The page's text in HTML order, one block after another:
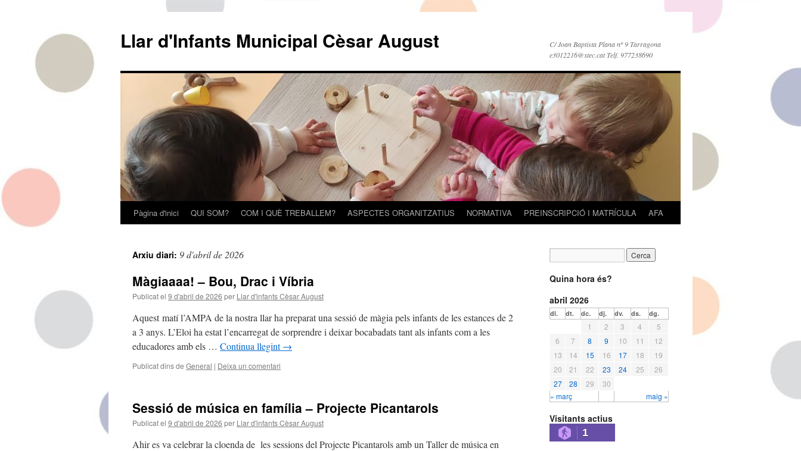
Llar d'Infants Municipal Cèsar August
C/ Joan Baptista Plana nº 9 Tarragona
e3012216@xtec.cat Telf. 977238690
Vés
contingut
Pàgina d'inici QUI SOM? COM I QUÈ TREBALLEM? ASPECTES ORGANITZATIUS NORMATIVA PREINSCRIPCIÓ I MATRÍCULA AFA
Arxiu diari: 9 d'abril de 2026
Màgiaaaa! – Bou, Drac i Víbria
Publicat el 9 d'abril de 2026 per Llar d'infants Cèsar August
Aquest matí l’AMPA de la nostra llar ha preparat una sessió de màgia pels infants de les estances de 2
a 3 anys. L’Eloi ha estat l’encarregat de sorprendre i deixar bocabadats tant als infants com a les
educadores amb els … Continua llegint→
Publicat dins de General | Deixa un comentari
Sessió de música en família – Projecte Picantarols
Publicat el 9 d'abril de 2026 per Llar d'infants Cèsar August
Ahir es va celebrar la cloenda de les sessions del Projecte Picantarols amb un Taller de música en
Quina hora és?
abril 2026
dl. dt. dc. dj. dv. ds. dg.
« març maig »
1 2 3 4
5
6
7 8 9 10 11
12
13
14 15 16 17 18
19
20
21 22 23 24 25
26
27
28 29 30
Visitants actius
1